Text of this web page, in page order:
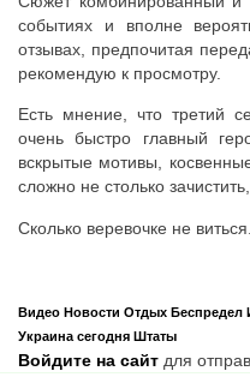
событиях и вполне
отзывах, предпочитая
рекомендую к просмотру.
Есть мнение, что третий
очень быстро главный
вскрытые мотивы,
сложно не столько
Сколько веревочке не
Видео Новости Отдых Беспредел
Украина сегодня Штаты
Войдите на сайт для